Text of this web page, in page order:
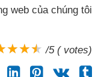
web của chúng tôi
/5 ( votes)